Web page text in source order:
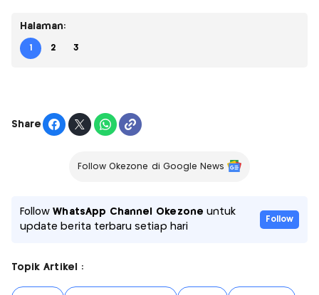
Halaman:
1 2 3
Share
Follow Okezone di Google News
FollowWhatsApp Channel Okezone untuk
update berita terbaru setiap hari
Follow
Topik Artikel :